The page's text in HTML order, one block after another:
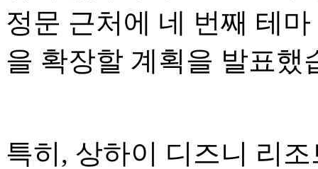
정문 근처에 네 번째 테
을 확장할 계획을 발표했
특히, 상하이 디즈니 리